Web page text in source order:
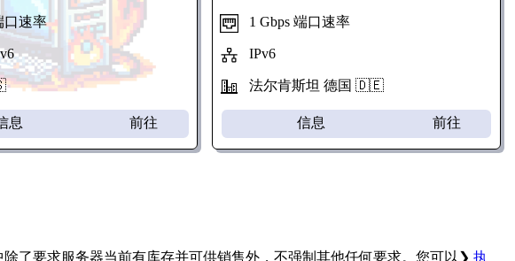
口速率
息 前往
1 Gbps 端口速率
IPv6
法尔肯斯坦 德国 🇩🇪
信息 前往
了要求服务器当前有库存并可供销售外，不强制其他任何要求。您可以❯ 执